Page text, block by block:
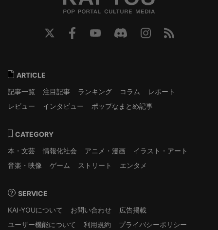
ARTICLE
記事一覧
注目記事 ランキング コラム
レポート
レビュー
インタビュー ポップなまとめ記事
CATEGORY
本・文芸
情報化社会 アニメ・漫画
イラスト・アート
音楽・映像
ゲーム ストリート エンタメ
SERVICE
KAI-YOUについて
お問い合わせ
広告掲載
ユーザー機能について
利用規約 プライバシーポリシー